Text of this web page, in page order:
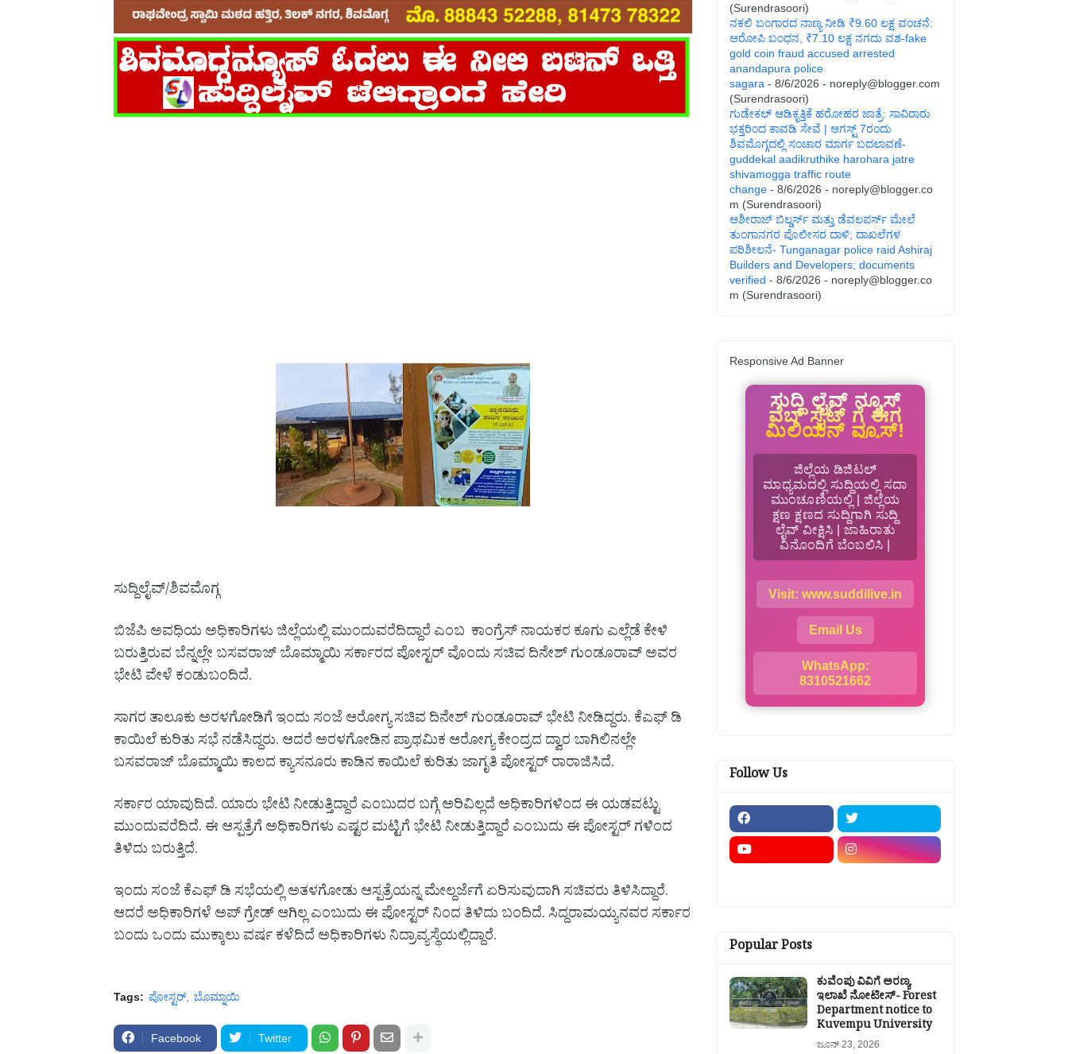
ಸುದ್ದಿಲೈವ್/ಶಿವಮೊಗ್ಗ
ಬಿಜೆಪಿ ಅವಧಿಯ ಅಧಿಕಾರಿಗಳು ಜಿಲ್ಲೆಯಲ್ಲಿ ಮುಂದುವರೆದಿದ್ದಾರೆ ಎಂಬ ಕಾಂಗ್ರೆಸ್ ನಾಯಕರ ಕೂಗು ಎಲ್ಲೆಡೆ ಕೇಳಿ
ಬರುತ್ತಿರುವ ಬೆನ್ನಲ್ಲೇ ಬಸವರಾಜ್ ಬೊಮ್ಮಾಯಿ ಸರ್ಕಾರದ ಪೋಸ್ಟರ್ ವೊಂದು ಸಚಿವ ದಿನೇಶ್ ಗುಂಡೂರಾವ್ ಅವರ
ಭೇಟಿ ವೇಳೆ ಕಂಡುಬಂದಿದೆ.
ಸಾಗರ ತಾಲೂಕು ಅರಳಗೋಡಿಗೆ ಇಂದು ಸಂಜೆ ಆರೋಗ್ಯ ಸಚಿವ ದಿನೇಶ್ ಗುಂಡೂರಾವ್ ಭೇಟಿ ನೀಡಿದ್ದರು. ಕೆಎಫ್ ಡಿ
ಕಾಯಿಲೆ ಕುರಿತು ಸಭೆ ನಡೆಸಿದ್ದರು. ಆದರೆ ಅರಳಗೋಡಿನ ಪ್ರಾಥಮಿಕ ಆರೋಗ್ಯ ಕೇಂದ್ರದ ದ್ವಾರ ಬಾಗಿಲಿನಲ್ಲೇ
ಬಸವರಾಜ್ ಬೊಮ್ಮಾಯಿ ಕಾಲದ ಕ್ಯಾಸನೂರು ಕಾಡಿನ ಕಾಯಿಲೆ ಕುರಿತು ಜಾಗೃತಿ ಪೋಸ್ಟರ್ ರಾರಾಜಿಸಿದೆ.
ಸರ್ಕಾರ ಯಾವುದಿದೆ. ಯಾರು ಭೇಟಿ ನೀಡುತ್ತಿದ್ದಾರೆ ಎಂಬುದರ ಬಗ್ಗೆ ಅರಿವಿಲ್ಲದೆ ಅಧಿಕಾರಿಗಳಿಂದ ಈ ಯಡವಟ್ಟು
ಮುಂದುವರೆದಿದೆ. ಈ ಆಸ್ಪತ್ರೆಗೆ ಅಧಿಕಾರಿಗಳು ಎಷ್ಟರ ಮಟ್ಟಿಗೆ ಭೇಟಿ ನೀಡುತ್ತಿದ್ದಾರೆ ಎಂಬುದು ಈ ಪೋಸ್ಟರ್ ಗಳಿಂದ
ತಿಳಿದು ಬರುತ್ತಿದೆ.
ಇಂದು ಸಂಜೆ ಕೆಎಫ್ ಡಿ ಸಭೆಯಲ್ಲಿ ಅತಳಗೋಡು ಆಸ್ಪತ್ರೆಯನ್ನ ಮೇಲ್ದರ್ಜೆಗೆ ಏರಿಸುವುದಾಗಿ ಸಚಿವರು ತಿಳಿಸಿದ್ದಾರೆ.
ಆದರೆ ಅಧಿಕಾರಿಗಳೆ ಅಪ್ ಗ್ರೇಡ್ ಆಗಿಲ್ಲ ಎಂಬುದು ಈ ಪೋಸ್ಟರ್ ನಿಂದ ತಿಳಿದು ಬಂದಿದೆ. ಸಿದ್ದರಾಮಯ್ಯನವರ ಸರ್ಕಾರ
ಬಂದು ಒಂದು ಮುಕ್ಕಾಲು ವರ್ಷ ಕಳೆದಿದೆ ಅಧಿಕಾರಿಗಳು ನಿದ್ರಾವ್ಯಸ್ಥೆಯಲ್ಲಿದ್ದಾರೆ.
Tags: ಪೋಸ್ಟರ್ ಬೊಮ್ನಾಯಿ
Facebook Twitter
(Surendrasoori)
ನಕಲಿ ಬಂಗಾರದ ನಾಣ್ಯ ನೀಡಿ ₹9.60 ಲಕ್ಷ ವಂಚನೆ:
ಆರೋಪಿ ಬಂಧನ, ₹7.10 ಲಕ್ಷ ನಗದು ವಶ-fake
gold coin fraud accused arrested
anandapura police
sagara - 8/6/2026 - noreply@blogger.com
(Surendrasoori)
ಗುಡೇಕಲ್ ಆಡಿಕೃತ್ತಿಕೆ ಹರೋಹರ ಜಾತ್ರೆ: ಸಾವಿರಾರು
ಭಕ್ತರಿಂದ ಕಾವಡಿ ಸೇವೆ | ಆಗಸ್ಟ್ 7ರಂದು
ಶಿವಮೊಗ್ಗದಲ್ಲಿ ಸಂಚಾರ ಮಾರ್ಗ ಬದಲಾವಣೆ-
guddekal aadikruthike harohara jatre
shivamogga traffic route
change - 8/6/2026 - noreply@blogger.co
m (Surendrasoori)
ಆಶೀರಾಜ್ ಬಿಲ್ಡರ್ಸ್ ಮತ್ತು ಡೆವಲಪರ್ಸ್ ಮೇಲೆ
ತುಂಗಾನಗರ ಪೊಲೀಸರ ದಾಳಿ; ದಾಖಲೆಗಳ
ಪರಿಶೀಲನೆ- Tunganagar police raid Ashiraj
Builders and Developers; documents
verified - 8/6/2026 - noreply@blogger.co
m (Surendrasoori)
Responsive Ad Banner
ಸುದ್ದಿ ಲೈವ್ ನ್ಯೂಸ್
ವೆಬ್ ಸೈಟ್ ಗೆ ಈಗ
ಮಿಲಿಯನ್ ವ್ಯೂಸ್!
ಜಿಲ್ಲೆಯ ಡಿಜಿಟಲ್
ಮಾಧ್ಯಮದಲ್ಲಿ ಸುದ್ದಿಯಲ್ಲಿ ಸದಾ
ಮುಂಚೂಣಿಯಲ್ಲಿ | ಜಿಲ್ಲೆಯ
ಕ್ಷಣ ಕ್ಷಣದ ಸುದ್ದಿಗಾಗಿ ಸುದ್ದಿ
ಲೈವ್ ವೀಕ್ಷಿಸಿ | ಜಾಹಿರಾತು
ವಿನೊಂದಿಗೆ ಬೆಂಬಲಿಸಿ |
Visit: www.suddilive.in
Email Us
WhatsApp:
8310521662
Follow Us
Popular Posts
ಕುವೆಂಪು ವಿವಿಗೆ ಅರಣ್ಯ
ಇಲಾಖೆ ನೋಟೀಸ್- Forest
Department notice to
Kuvempu University
ಜೂನ್ 23, 2026